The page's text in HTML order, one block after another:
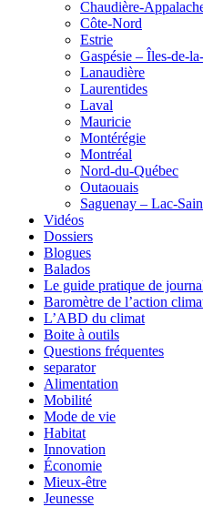
Chaudière-
Côte-Nord
Estrie
Gaspésie – Îles-de-
Lanaudière
Laurentides
Laval
Mauricie
Montérégie
Montréal
Nord-du-Québec
Outaouais
Saguenay – Lac-
Vidéos
Dossiers
Blogues
Balados
Le guide pratique de
Baromètre de l’action
L’ABD du climat
Boite à outils
Questions fréquentes
separator
Alimentation
Mobilité
Mode de vie
Habitat
Innovation
Économie
Mieux-être
Jeunesse